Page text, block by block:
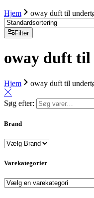
Hjem oway duft til
Filter
oway duft
Hjem oway duft til
Søg efter:
Brand
Varekategorier